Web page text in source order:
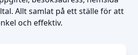
Allt samlat på ett ställe för att
och effektiv.